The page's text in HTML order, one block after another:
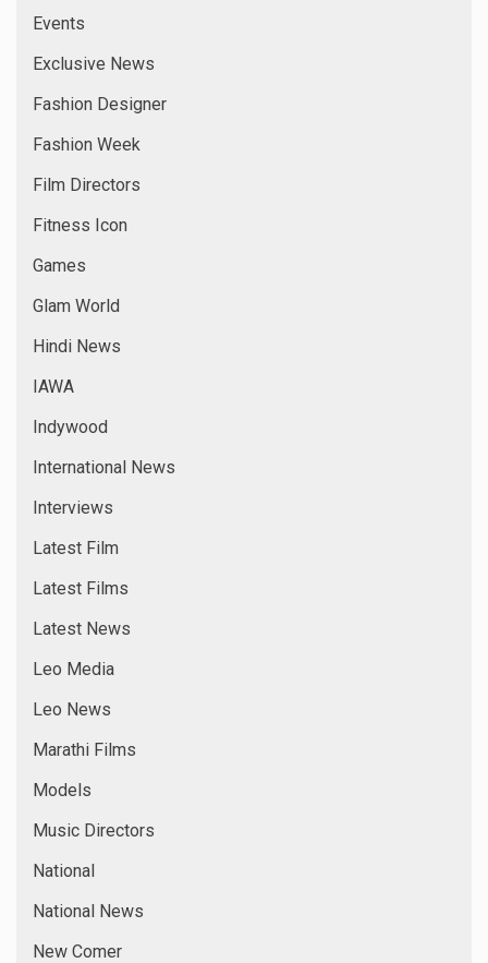
Events
Exclusive News
Fashion Designer
Fashion Week
Film Directors
Fitness Icon
Games
Glam World
Hindi News
IAWA
Indywood
International News
Interviews
Latest Film
Latest Films
Latest News
Leo Media
Leo News
Marathi Films
Models
Music Directors
National
National News
New Comer